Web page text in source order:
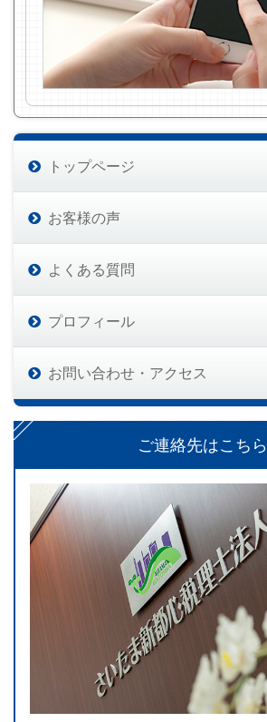
トップページ
お客様の声
よくある質問
プロフィール
お問い合わせ・アクセス
ご連絡先はこちら